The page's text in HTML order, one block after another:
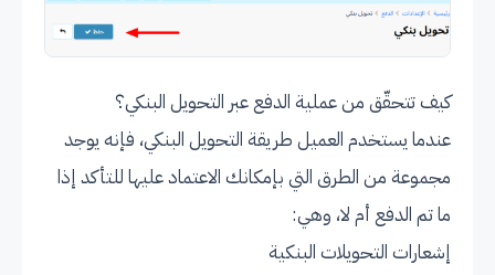
كيف تتحقّق من عملية الدفع عبر التحويل البنكي؟
عندما يستخدم العميل طريقة التحويل البنكي، فإنه يوجد
مجموعة من الطرق التي بإمكانك الاعتماد عليها للتأكد إذا
ما تم الدفع أم لا، وهي:
إشعارات التحويلات البنكية